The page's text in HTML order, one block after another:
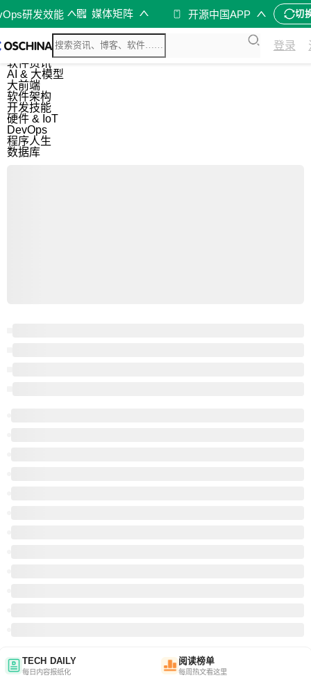
研发效能 媒体矩阵 开源中国APP 切
登录
综合
开源资讯
软件资讯
AI & 大模型
大前端
软件架构
开发技能
硬件 & IoT
DevOps
程序人生
数据库
TECH DAILY
每日内容报纸化
阅读榜单
每周热文看这里